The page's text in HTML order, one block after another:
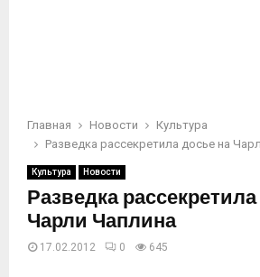
Главная Новости
Культура
Разведка рассекретила досье на
Культура Новости
Разведка
Чарли Чаплина
17.02.2012 0 645